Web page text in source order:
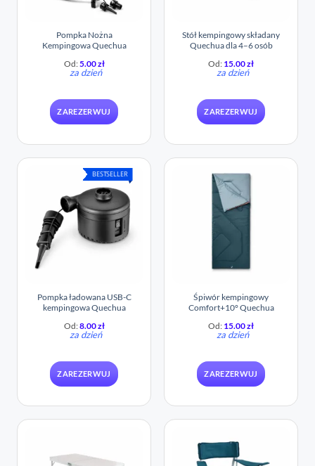
Pompka Nożna
Kempingowa Quechua
Od:5.00zł
za dzień
ZAREZERWUJ
Stół kempingowy składany
Quechua dla 4–6 osób
Od: 15.00zł
za dzień
ZAREZERWUJ
BESTSELLER
Pompka ładowana USB-C
kempingowa Quechua
Od:8.00zł
za dzień
ZAREZERWUJ
Śpiwór kempingowy
Comfort+10° Quechua
Od: 15.00zł
za dzień
ZAREZERWUJ